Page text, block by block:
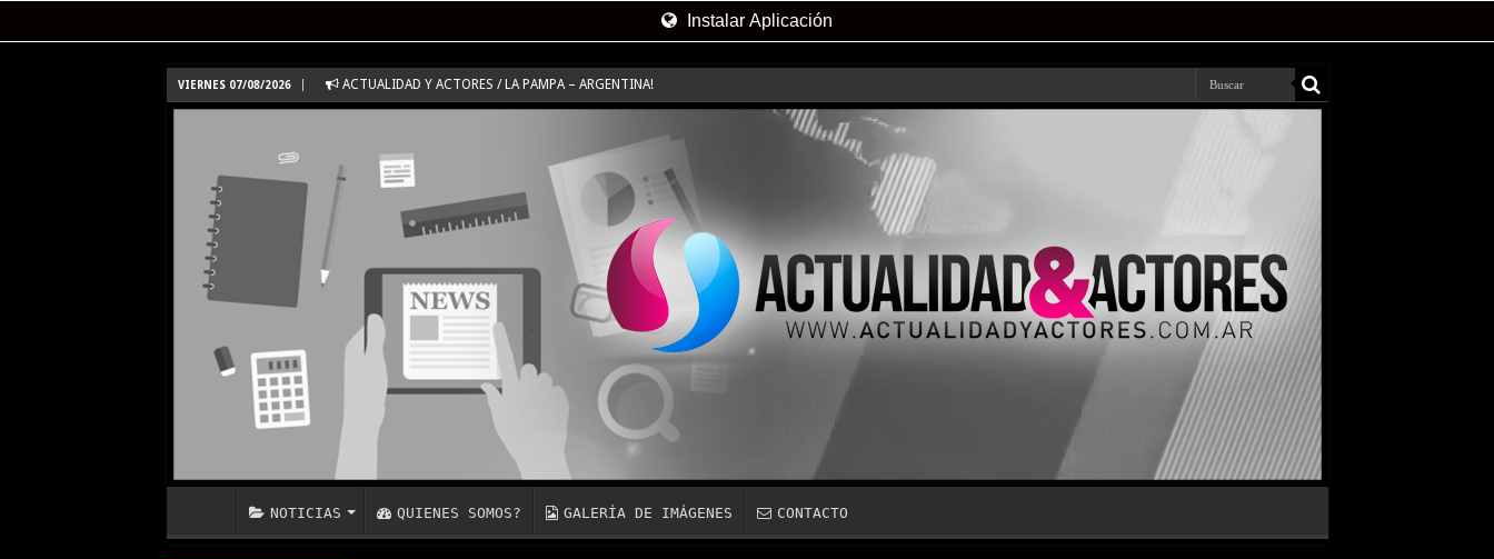
Instalar Aplicación
VIERNES 07/08/2026 ACTUALIDAD Y ACTORES / LA PAMPA – ARGENTINA!
NOTICIAS QUIENES SOMOS? GALERÍA DE IMÁGENES CONTACTO